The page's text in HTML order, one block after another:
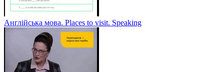
Англійська мова. Places to visit. Speaking